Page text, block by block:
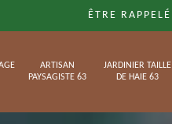
ÊTRE RAPPELÉ
ARTISAN
PAYSAGISTE 63
JARDINIER TAILLE
DE HAIE 63